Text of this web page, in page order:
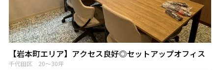
【岩本町エリア】アクセス良好◎セットアップオフィス
千代田区 20～30坪